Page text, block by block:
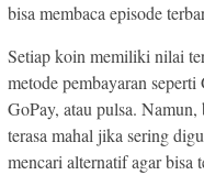
bisa membaca episode
Setiap koin memiliki nilai
metode pembayaran
GoPay, atau pulsa.
terasa mahal jika sering
mencari alternatif agar bisa